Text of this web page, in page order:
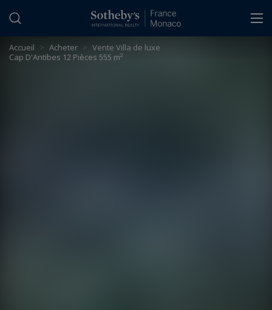
Accueil > Acheter > Vente Villa de luxe
Cap D'Antibes 12 Pièces 555 m²